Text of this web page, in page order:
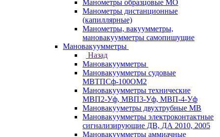
Манометры образцовые МО
Манометры дистанционные
(капиллярные)
Манометры, вакуумметры,
мановакуумметры самопишущие
Мановакуумметры
Назад
Мановакуумметры
Мановакуумметры судовые
МВТПСф-100ОМ2
Мановакуумметры технические
МВП2-Уф, МВП3-Уф, МВП-4-Уф
Мановакууметры двухтрубные МВ
Мановакуумметры электроконтактные
сигнализирующие ДВ, ДА 2010, 2005
Мановакуумметры аммиачные